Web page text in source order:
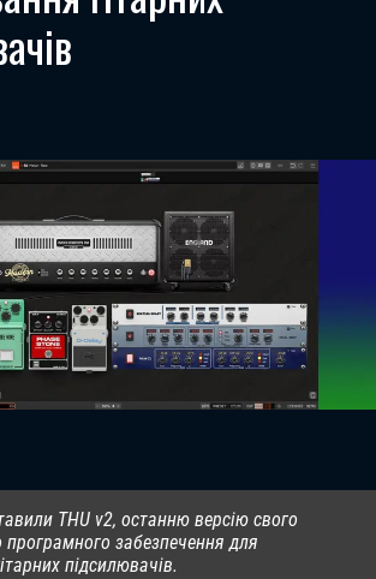
THU v2, останню версію свого
забезпечення для
підсилювачів.